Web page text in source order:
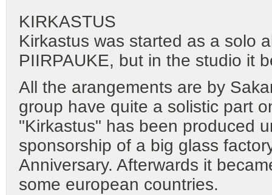
KIRKASTUS
Kirkastus was started as a solo
PIIRPAUKE, but in the studio it
All the arangements are by
group have quite a solistic part
"Kirkastus" has been produced
sponsorship of a big glass
Anniversary. Afterwards it
some european countries.